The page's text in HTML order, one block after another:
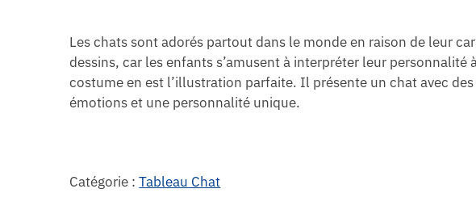
Les chats sont adorés partout dans le monde en raison de leur
dessins, car les enfants s’amusent à interpréter leur
costume en est l’illustration parfaite. Il présente un chat avec
émotions et une personnalité unique.
Catégorie :Tableau Chat